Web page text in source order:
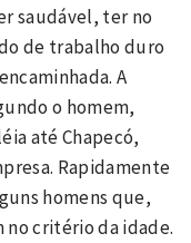
saudável, ter no
de trabalho duro
A
o homem,
até Chapecó,
Rapidamente
homens que,
no critério da idade.